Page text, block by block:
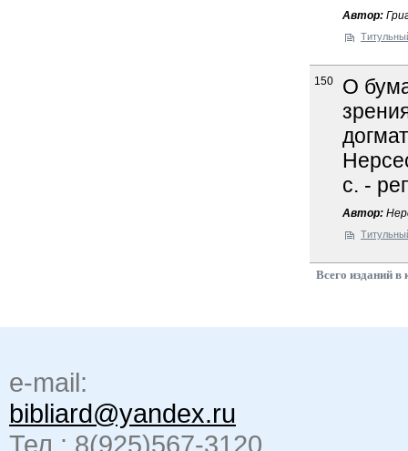
Автор:
150
О
с. -
Автор:
Всего изданий в
e-mail:
bibliard@yandex.ru
Тел.: 8(925)567-3120